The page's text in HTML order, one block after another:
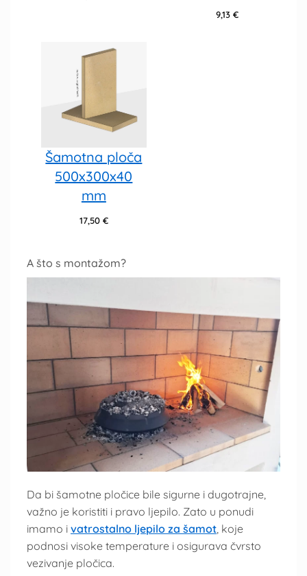
9,13€
Šamotna ploča
500x300x40
mm
17,50 €
A što s montažom?
Da bi šamotne pločice bile sigurne i dugotrajne,
važno je koristiti i pravo ljepilo. Zato u ponudi
imamo i vatrostalno ljepilo za šamot, koje
podnosi visoke temperature i osigurava čvrsto
vezivanje pločica.